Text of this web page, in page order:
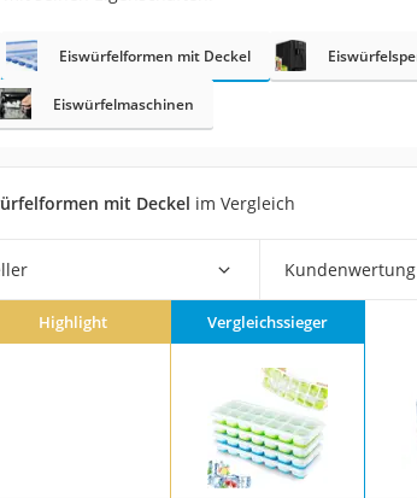
Maschine
Eiswürfelformen mit Deckel
Eiswürfelmaschinen
mit Deckel im Vergleich
Kundenwertung
Highlight Vergleichssieger